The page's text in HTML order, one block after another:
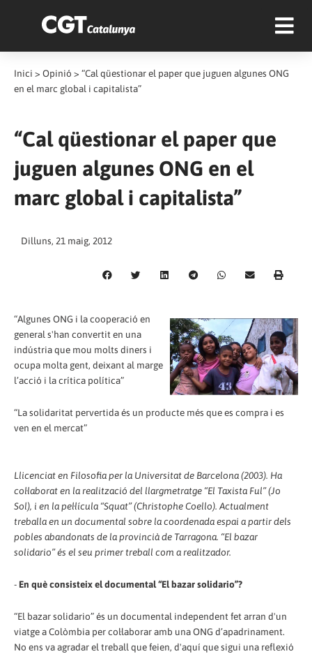
Inici > Opinió > “Cal qüestionar el paper que juguen algunes ONG
en el marc global i capitalista”
“Cal qüestionar el paper que
juguen algunes ONG en el
marc global i capitalista”
Dilluns, 21 maig, 2012
“Algunes ONG i la cooperació en
general s'han convertit en una
indústria que mou molts diners i
ocupa molta gent, deixant al marge
l’acció i la crítica política”
“La solidaritat pervertida és un producte més que es compra i es
ven en el mercat”
Llicenciat en Filosofia per la Universitat de Barcelona (2003). Ha
col·laborat en la realització del llargmetratge “El Taxista Ful” (Jo
Sol), i en la pel·lícula “Squat” (Christophe Coello). Actualment
treballa en un documental sobre la coordenada espai a partir dels
pobles abandonats de la provincià de Tarragona. “El bazar
solidario” és el seu primer treball com a realitzador.
- En què consisteix el documental “El bazar solidario”?
“El bazar solidario” és un documental independent fet arran d'un
viatge a Colòmbia per col·laborar amb una ONG d’apadrinament.
No ens va agradar el treball que feien, d'aquí que sigui una reflexió